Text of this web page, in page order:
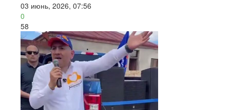
03 июнь, 2026, 07:56
0
58